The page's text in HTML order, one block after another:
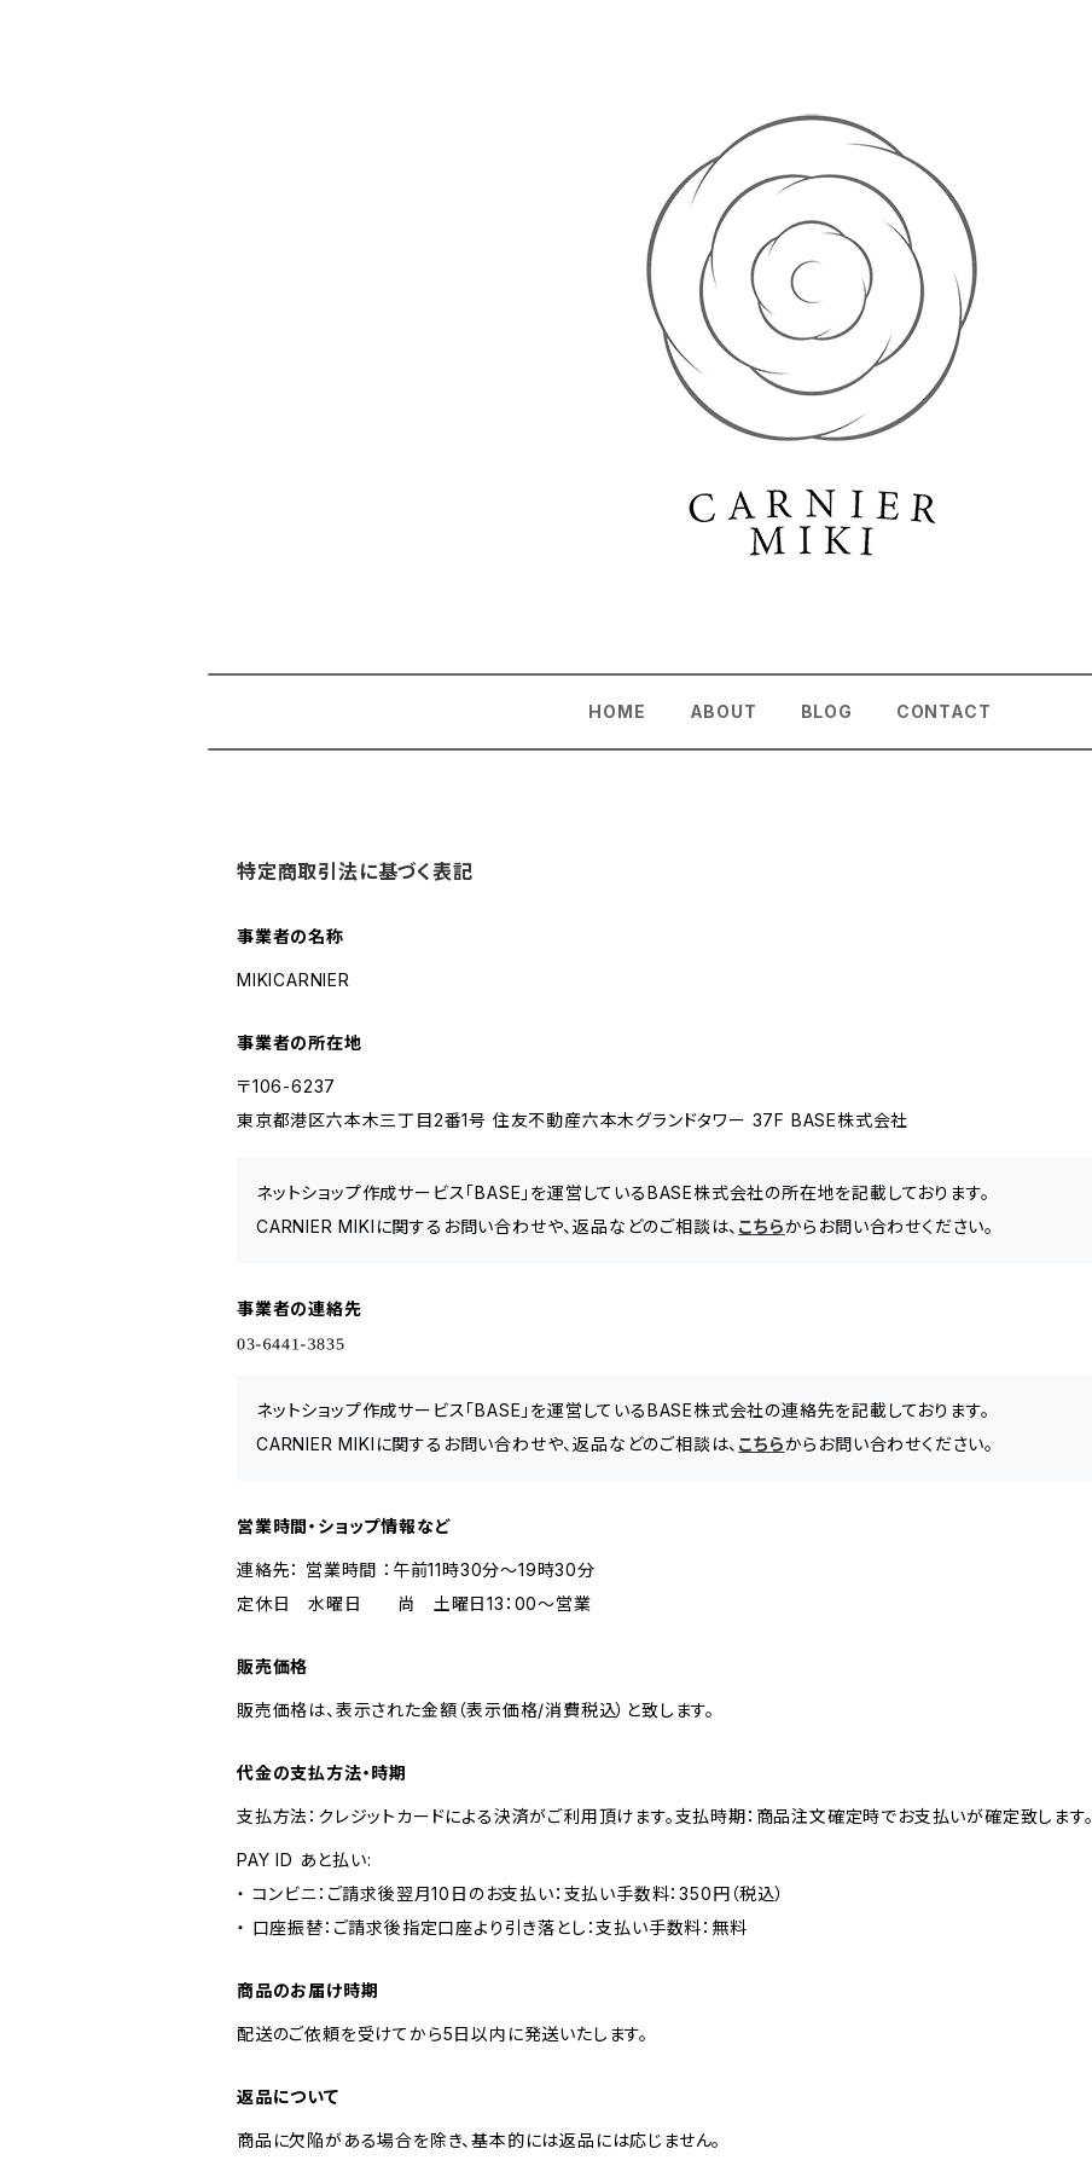
HOME ABOUT BLOG CONTACT
特定商取引法に基づく表記
事業者の名称
MIKICARNIER
事業者の所在地
〒106-6237
東京都港区六本木三丁目2番1号 住友不動産六本木グランドタワー 37F BASE株式会社
ネットショップ作成サービス「BASE」を運営しているBASE株式会社の所在地を記載しております。
CARNIER MIKIに関するお問い合わせや、返品などのご相談は、 こちらからお問い合わせください。
事業者の連絡先
ネットショップ作成サービス「BASE」を運営しているBASE株式会社の連絡先を記載しております。
CARNIER MIKIに関するお問い合わせや、返品などのご相談は、 こちらからお問い合わせください。
営業時間・ショップ情報など
連絡先： 営業時間 ：午前11時30分～19時30分
定休日 水曜日 尚 土曜日13：00～営業
販売価格
販売価格は、表示された金額（表示価格/消費税込）と致します。
代金の支払方法・時期
支払方法：クレジットカードによる決済がご利用頂けます。支払時期：商品注文確定時でお支払いが確定致します。
PAY ID あと払い:
・ コンビニ：ご請求後翌月10日のお支払い：支払い手数料：350円（税込）
・ 口座振替：ご請求後指定口座より引き落とし：支払い手数料：無料
商品のお届け時期
配送のご依頼を受けてから5日以内に発送いたします。
返品について
商品に欠陥がある場合を除き、基本的には返品には応じません。